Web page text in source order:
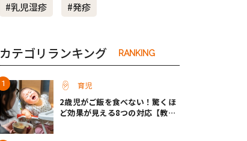
#乳児湿疹
#発疹
カテゴリランキング RANKING
育児
2歳児がご飯を食べない！驚くほ
ど効果が見える8つの対応【教え